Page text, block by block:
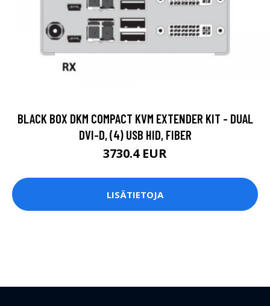
BLACK BOX DKM COMPACT KVM EXTENDER KIT - DUAL
DVI-D, (4) USB HID, FIBER
3730.4 EUR
LISÄTIETOJA